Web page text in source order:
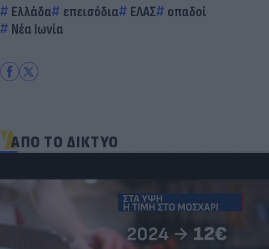
Ελλάδα επεισόδια ΕΛΑΣ
οπαδοί
Νέα Ιωνία
ΑΠΟ ΤΟ ΔΙΚΤΥΟ